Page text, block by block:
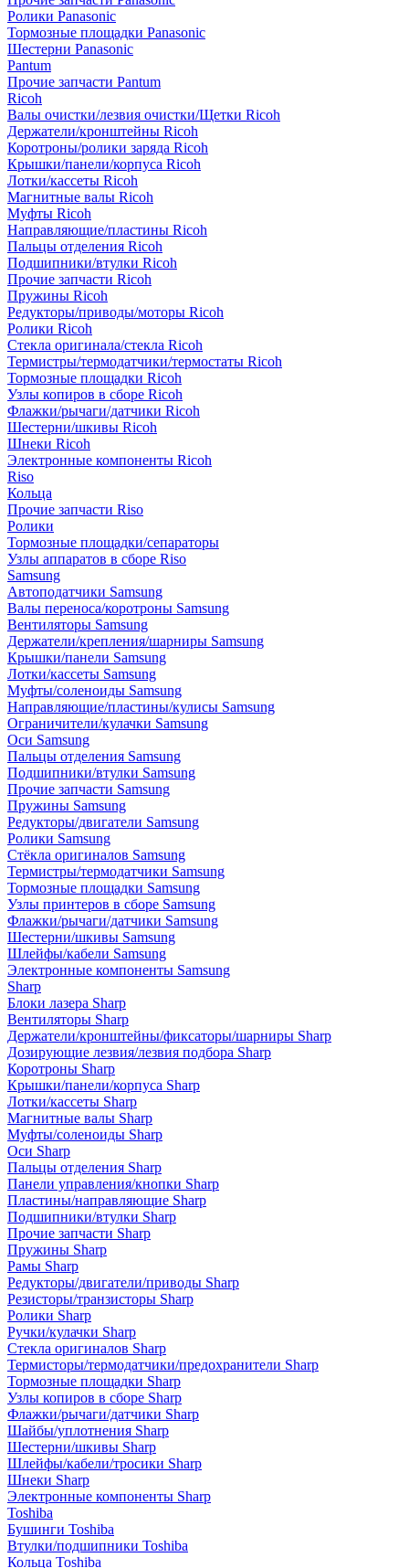
Ролики Panasonic
Тормозные площадки Panasonic
Шестерни Panasonic
Pantum
Прочие запчасти Pantum
Ricoh
Валы очистки/лезвия очистки/Щетки Ricoh
Держатели/кронштейны Ricoh
Коротроны/ролики заряда Ricoh
Крышки/панели/корпуса Ricoh
Лотки/кассеты Ricoh
Магнитные валы Ricoh
Муфты Ricoh
Направляющие/пластины Ricoh
Пальцы отделения Ricoh
Подшипники/втулки Ricoh
Прочие запчасти Ricoh
Пружины Ricoh
Редукторы/приводы/моторы Ricoh
Ролики Ricoh
Стекла оригинала/стекла Ricoh
Термистры/термодатчики/термостаты Ricoh
Тормозные площадки Ricoh
Узлы копиров в сборе Ricoh
Флажки/рычаги/датчики Ricoh
Шестерни/шкивы Ricoh
Шнеки Ricoh
Электронные компоненты Ricoh
Riso
Кольца
Прочие запчасти Riso
Ролики
Тормозные площадки/сепараторы
Узлы аппаратов в сборе Riso
Samsung
Автоподатчики Samsung
Валы переноса/коротроны Samsung
Вентиляторы Samsung
Держатели/крепления/шарниры Samsung
Крышки/панели Samsung
Лотки/кассеты Samsung
Муфты/соленоиды Samsung
Направляющие/пластины/кулисы Samsung
Ограничители/кулачки Samsung
Оси Samsung
Пальцы отделения Samsung
Подшипники/втулки Samsung
Прочие запчасти Samsung
Пружины Samsung
Редукторы/двигатели Samsung
Ролики Samsung
Стёкла оригиналов Samsung
Термистры/термодатчики Samsung
Тормозные площадки Samsung
Узлы принтеров в сборе Samsung
Флажки/рычаги/датчики Samsung
Шестерни/шкивы Samsung
Шлейфы/кабели Samsung
Электронные компоненты Samsung
Sharp
Блоки лазера Sharp
Вентиляторы Sharp
Держатели/кронштейны/фиксаторы/шарниры Sharp
Дозирующие лезвия/лезвия подбора Sharp
Коротроны Sharp
Крышки/панели/корпуса Sharp
Лотки/кассеты Sharp
Магнитные валы Sharp
Муфты/соленоиды Sharp
Оси Sharp
Пальцы отделения Sharp
Панели управления/кнопки Sharp
Пластины/направляющие Sharp
Подшипники/втулки Sharp
Прочие запчасти Sharp
Пружины Sharp
Рамы Sharp
Редукторы/двигатели/приводы Sharp
Резисторы/транзисторы Sharp
Ролики Sharp
Ручки/кулачки Sharp
Стекла оригиналов Sharp
Термисторы/термодатчики/предохранители Sharp
Тормозные площадки Sharp
Узлы копиров в сборе Sharp
Флажки/рычаги/датчики Sharp
Шайбы/уплотнения Sharp
Шестерни/шкивы Sharp
Шлейфы/кабели/тросики Sharp
Шнеки Sharp
Электронные компоненты Sharp
Toshiba
Бушинги Toshiba
Втулки/подшипники Toshiba
Кольца Toshiba